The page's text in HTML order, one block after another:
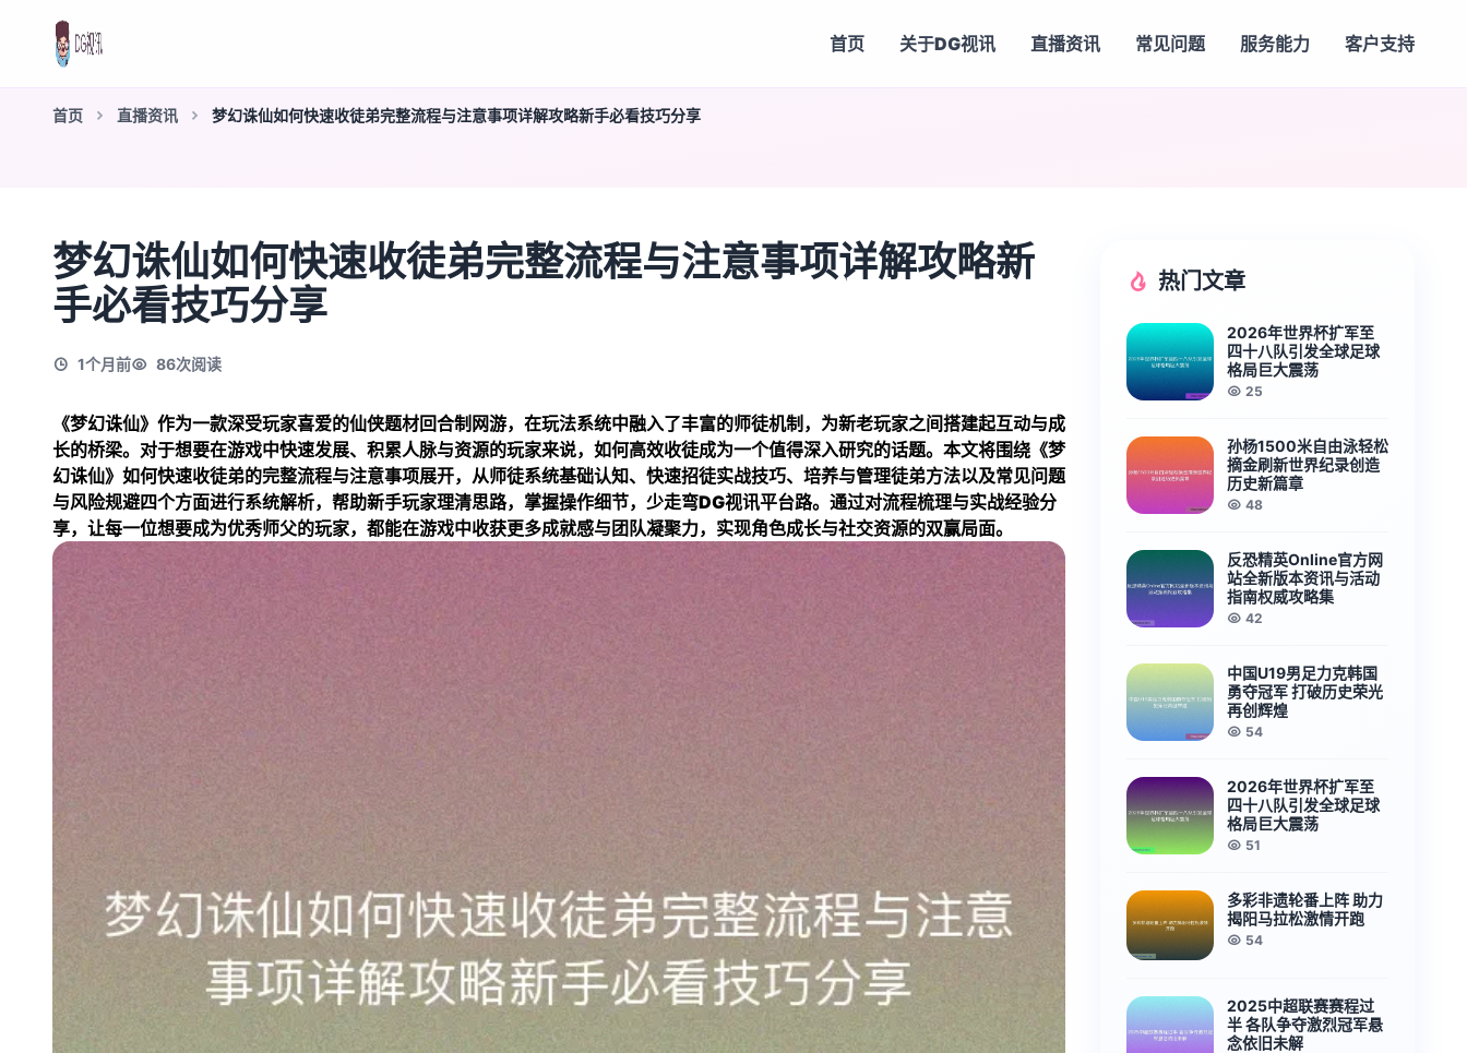
首页 关于DG视讯 直播资讯 常见问题 服务能力 客户支持
首页 直播资讯 梦幻诛仙如何快速收徒弟完整流程与注意事项详解攻略新手必看技巧分享
梦幻诛仙如何快速收徒弟完整流程与注意事项详解攻略新
手必看技巧分享
1个月前 86次阅读
《梦幻诛仙》作为一款深受玩家喜爱的仙侠题材回合制网游，在玩法系统中融入了丰富的师徒机制，为新老玩家之间搭建起互动与成
长的桥梁。对于想要在游戏中快速发展、积累人脉与资源的玩家来说，如何高效收徒成为一个值得深入研究的话题。本文将围绕《梦
幻诛仙》如何快速收徒弟的完整流程与注意事项展开，从师徒系统基础认知、快速招徒实战技巧、培养与管理徒弟方法以及常见问题
与风险规避四个方面进行系统解析，帮助新手玩家理清思路，掌握操作细节，少走弯DG视讯平台路。通过对流程梳理与实战经验分
享，让每一位想要成为优秀师父的玩家，都能在游戏中收获更多成就感与团队凝聚力，实现角色成长与社交资源的双赢局面。
热门文章
2026年世界杯扩军至
四十八队引发全球足球
格局巨大震荡
25
孙杨1500米自由泳轻松
摘金刷新世界纪录创造
历史新篇章
48
反恐精英Online官方网
站全新版本资讯与活动
指南权威攻略集
42
中国U19男足力克韩国
勇夺冠军 打破历史荣光
再创辉煌
54
2026年世界杯扩军至
四十八队引发全球足球
格局巨大震荡
51
多彩非遗轮番上阵 助力
揭阳马拉松激情开跑
54
2025中超联赛赛程过
半 各队争夺激烈冠军悬
念依旧未解